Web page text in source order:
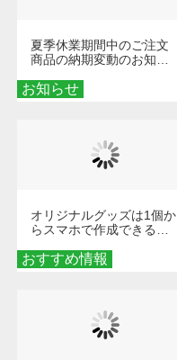
お知らせ
夏季休業期間中のご注文
商品の納期変動のお知ら
おすすめ情報
オリジナルグッズは1個か
らスマホで作成できる！
くなる巾着＆ポーチ活用
術